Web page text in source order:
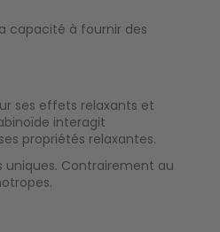
capacité à fournir des
ses effets relaxants et
interagit
propriétés relaxantes.
Contrairement au